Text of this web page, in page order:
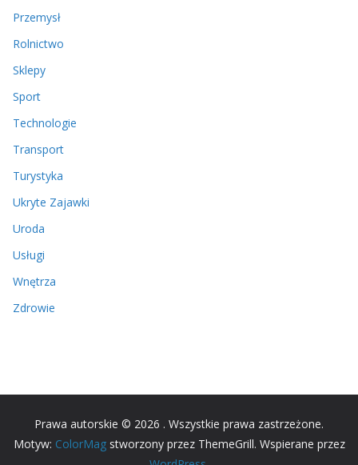
Przemysł
Rolnictwo
Sklepy
Sport
Technologie
Transport
Turystyka
Ukryte Zajawki
Uroda
Usługi
Wnętrza
Zdrowie
Prawa autorskie © 2026 . Wszystkie prawa zastrzeżone.
Motyw: ColorMagstworzony przez ThemeGrill. Wspierane przez